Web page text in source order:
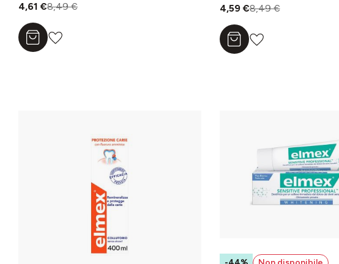
4,61 €8,49 €
Aggiungi al carrello
4,59 €8,49 €
Aggiungi al carrello